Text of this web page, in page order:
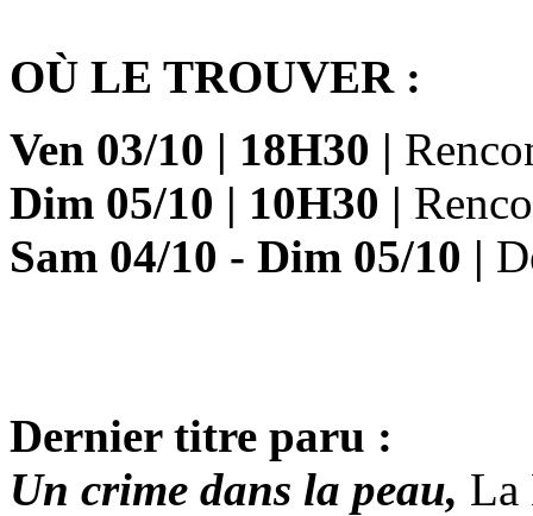
OÙ LE TROUVER :
Ven 03/10 | 18H30 |
Dim 05/10 | 10H30 |
Sam 04/10 - Dim 05/10 |
Dernier titre paru :
Un crime dans la peau, La